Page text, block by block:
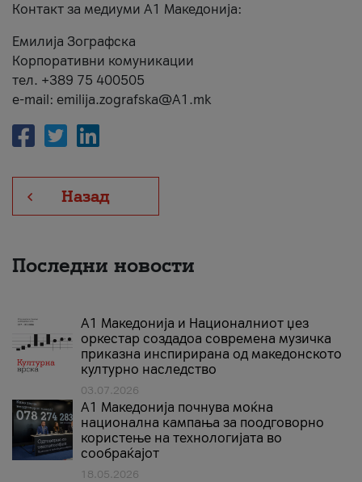
Контакт за медиуми А1 Македонија:
Емилија Зографска
Корпоративни комуникации
тел. +389 75 400505
e-mail: emilija.zografska@A1.mk
Назад
Последни новости
А1 Македонија и Националниот џез
оркестар создадоа современа музичка
приказна инспирирана од македонското
културно наследство
03.07.2026
A1 Македонија почнува моќна
национална кампања за поодговорно
користење на технологијата во
сообраќајот
18.05.2026